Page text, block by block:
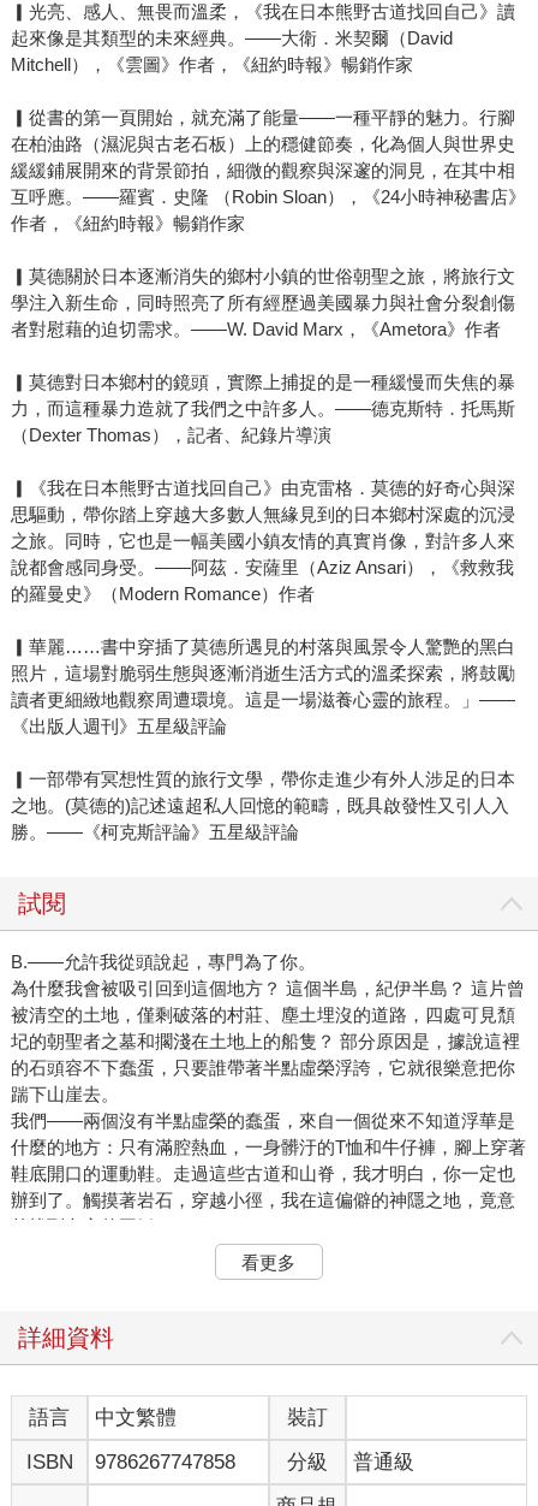
▎光亮、感人、無畏而溫柔，《我在日本熊野古道找回自己》讀
起來像是其類型的未來經典。——大衛．米契爾（David
Mitchell），《雲圖》作者，《紐約時報》暢銷作家
▎從書的第一頁開始，就充滿了能量——一種平靜的魅力。行腳
在柏油路（濕泥與古老石板）上的穩健節奏，化為個人與世界史
緩緩鋪展開來的背景節拍，細微的觀察與深邃的洞見，在其中相
互呼應。——羅賓．史隆 （Robin Sloan），《24小時神秘書店》
作者，《紐約時報》暢銷作家
▎莫德關於日本逐漸消失的鄉村小鎮的世俗朝聖之旅，將旅行文
學注入新生命，同時照亮了所有經歷過美國暴力與社會分裂創傷
者對慰藉的迫切需求。——W. David Marx，《Ametora》作者
▎莫德對日本鄉村的鏡頭，實際上捕捉的是一種緩慢而失焦的暴
力，而這種暴力造就了我們之中許多人。——德克斯特．托馬斯
（Dexter Thomas），記者、紀錄片導演
▎《我在日本熊野古道找回自己》由克雷格．莫德的好奇心與深
思驅動，帶你踏上穿越大多數人無緣見到的日本鄉村深處的沉浸
之旅。同時，它也是一幅美國小鎮友情的真實肖像，對許多人來
說都會感同身受。——阿茲．安薩里（Aziz Ansari），《救救我
的羅曼史》（Modern Romance）作者
▎華麗……書中穿插了莫德所遇見的村落與風景令人驚艷的黑白
照片，這場對脆弱生態與逐漸消逝生活方式的溫柔探索，將鼓勵
讀者更細緻地觀察周遭環境。這是一場滋養心靈的旅程。」——
《出版人週刊》五星級評論
▎一部帶有冥想性質的旅行文學，帶你走進少有外人涉足的日本
之地。(莫德的)記述遠超私人回憶的範疇，既具啟發性又引人入
勝。——《柯克斯評論》五星級評論
試閱
B.——允許我從頭說起，專門為了你。
為什麼我會被吸引回到這個地方？ 這個半島，紀伊半島？ 這片曾
被清空的土地，僅剩破落的村莊、塵土埋沒的道路，四處可見頹
圮的朝聖者之墓和擱淺在土地上的船隻？ 部分原因是，據說這裡
的石頭容不下蠢蛋，只要誰帶著半點虛榮浮誇，它就很樂意把你
踹下山崖去。
我們——兩個沒有半點虛榮的蠢蛋，來自一個從來不知道浮華是
什麼的地方：只有滿腔熱血，一身髒汙的T恤和牛仔褲，腳上穿著
鞋底開口的運動鞋。走過這些古道和山脊，我才明白，你一定也
辦到了。觸摸著岩石，穿越小徑，我在這偏僻的神隱之地，竟意
外找到內心的平靜。
我雖然仰慕那些古老的道路和岩石，然而真正讓我一次又一次回
到這裡的，卻是這裡的人們——他們的故事，以及與這片土地切
是我們很熟悉的混濁腔調。正是這些人、這些話語，比任何事都
我辦到了！）一定要用「y」而不是「i」，因為對我來說，這才
是唯一正確的寫法。這個名字從來沒離開過我的心（怎麼可能
呢？）布萊恩，但直到這次徒步旅行，你才真正完全回到我心
裡。為什麼遲至現在？我也不知道。或許是我已經看得夠多，才
看更多
詳細資料
語言 中文繁體
裝訂
ISBN
9786267747858 分級
普通級